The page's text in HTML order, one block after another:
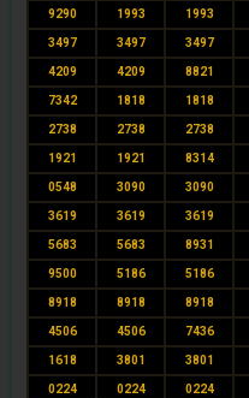
9290 1993 1993
3497 3497 3497
4209 4209 8821
7342 1818 1818
2738 2738 2738
1921 1921 8314
0548 3090 3090
3619 3619 3619
5683 5683 8931
9500 5186 5186
8918 8918 8918
4506 4506 7436
1618 3801 3801
0224 0224 0224